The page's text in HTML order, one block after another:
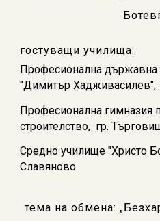
гостуващи училища:
Професионална държавна
"Димитър
Професионална гимназия
строителство, гр.
Средно училище "Христо
Славяново
тема на обмена: